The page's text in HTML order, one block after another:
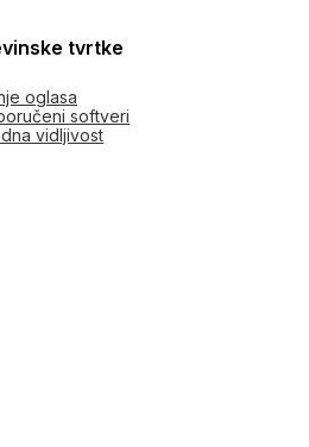
tvrtke
oglasa
softveri
vidljivost